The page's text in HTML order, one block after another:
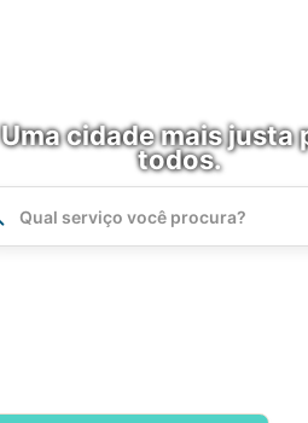
Uma cidade mais justa
todos.